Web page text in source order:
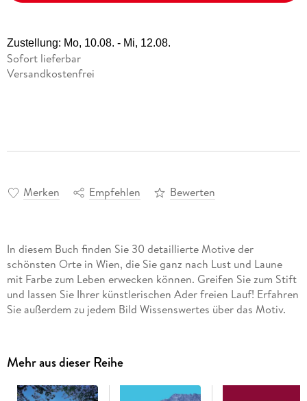
Zustellung: Mo, 10.08. - Mi, 12.08.
Sofort lieferbar
Versandkostenfrei
Merken Empfehlen Bewerten
In diesem Buch finden Sie 30 detaillierte Motive der
schönsten Orte in Wien, die Sie ganz nach Lust und Laune
mit Farbe zum Leben erwecken können. Greifen Sie zum Stift
und lassen Sie Ihrer künstlerischen Ader freien Lauf! Erfahren
Sie außerdem zu jedem Bild Wissenswertes über das Motiv.
Mehr aus dieser Reihe